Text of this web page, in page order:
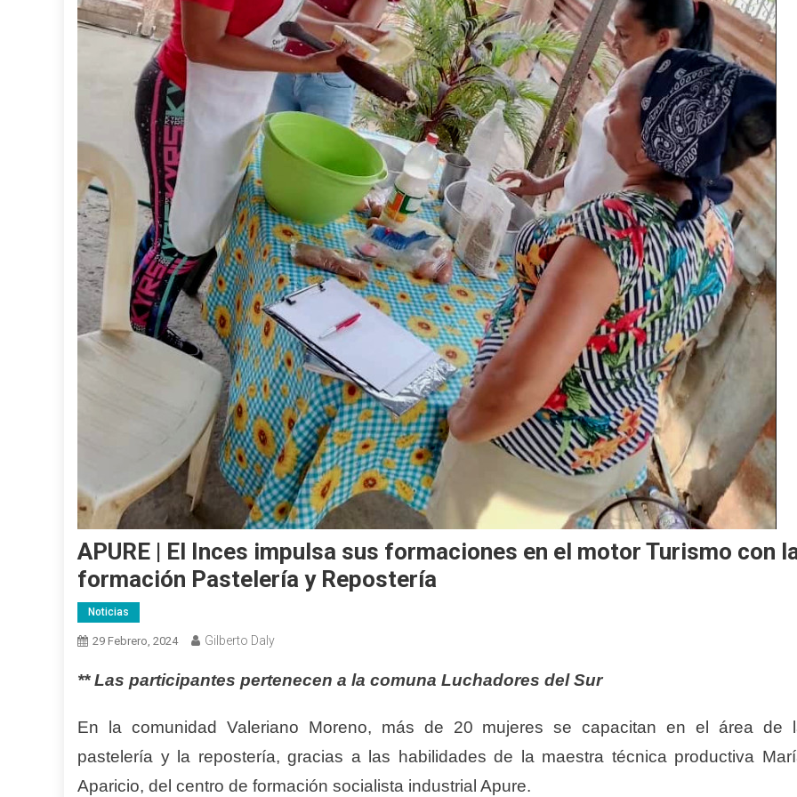
APURE | El Inces impulsa sus formaciones en el motor Turismo con
formación Pastelería y Repostería
Noticias
29 Febrero, 2024 Gilberto Daly
** Las participantes pertenecen a la comuna Luchadores del Sur
En la comunidad Valeriano Moreno, más de 20 mujeres se capacitan en el área de
pastelería y la repostería, gracias a las habilidades de la maestra técnica productiva
Aparicio, del centro de formación socialista industrial Apure.